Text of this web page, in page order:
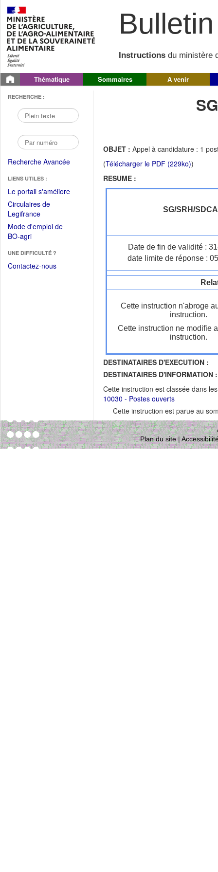
Instructions du ministère
Thématique Sommaires A venir
RECHERCHE :
Recherche Avancée
LIENS UTILES :
Le portail s'améliore(Fichier
Circulaires de
Legifrance(Ouvrir
dans
une
fenêtre)
Mode d'emploi de
BO-agri(Ouvrir
une
nouvelle
UNE DIFFICULTÉ ?
Contactez-nous
OBJET : Appel à candidature : 1
(Télécharger le PDF (229ko))
RESUME :
SG/SRH/
Date de fin de validité :
date limite de réponse :
Cette instruction n'abroge
instruction.
Cette instruction ne modifie
instruction.
DESTINATAIRES D'EXECUTION :
DESTINATAIRES D'INFORMATION :
Cette instruction est classée dans
10030 - Postes ouverts
Cette instruction est parue au
Plan du site|